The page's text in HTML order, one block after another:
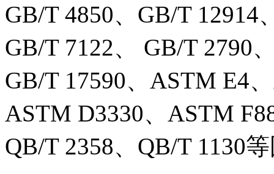
GB/T 4850、GB/T 12914
GB/T 7122、 GB/T 2790
GB/T 17590、ASTM E4
ASTM D3330、ASTM
QB/T 2358、QB/T 1130